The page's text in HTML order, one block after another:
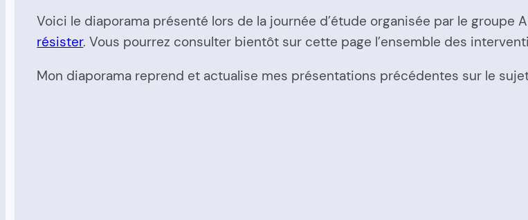
Voici le diaporama présenté lors de la journée d’étude organisée par le groupe
résister. Vous pourrez consulter bientôt sur cette page l’ensemble des
Mon diaporama reprend et actualise mes présentations précédentes sur le